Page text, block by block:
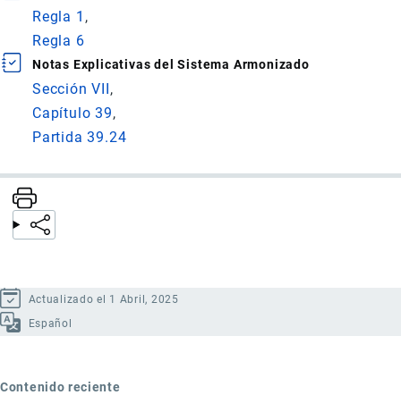
Regla 1
Regla 6
Notas Explicativas del Sistema Armonizado
Sección VII
Capítulo 39
Partida 39.24
Actualizado el 1 Abril, 2025
Español
Contenido reciente